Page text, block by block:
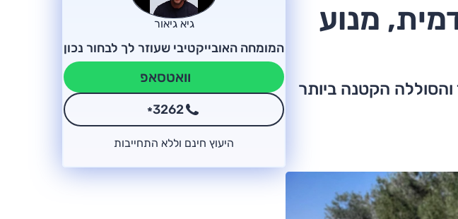
קדמית, מנוע
2 עם המנוע הבודד והסוללה הקטנה ביותר
גיא גיאור
המומחה האובייקטיבי שעוזר לך לבחור נכון
וואטסאפ
*3262
היעוץ חינם וללא התחייבות